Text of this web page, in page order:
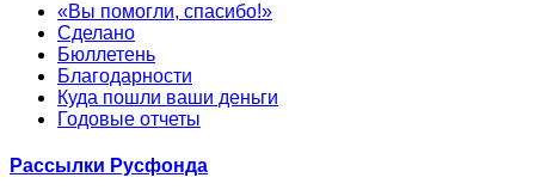
«Вы помогли, спасибо!»
Сделано
Бюллетень
Благодарности
Куда пошли ваши деньги
Годовые отчеты
Рассылки Русфонда